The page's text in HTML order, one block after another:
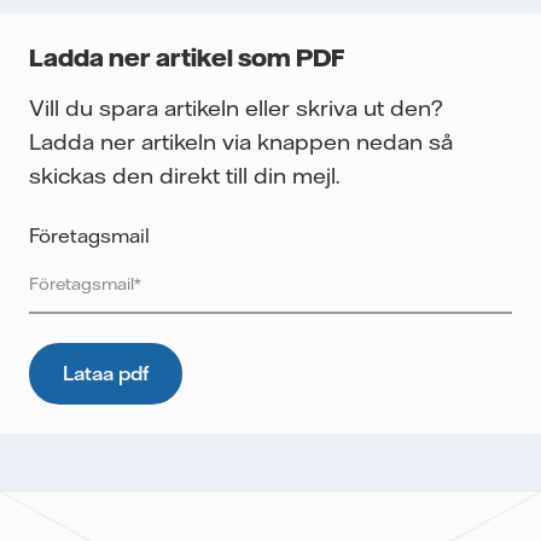
Ladda ner artikel som PDF
Vill du spara artikeln eller skriva ut den?
Ladda ner artikeln via knappen nedan så
skickas den direkt till din mejl.
Företagsmail
Vattenfall skyddar och respekterar din integritet. För att
Vattenfalls storföretagsförsäljning ska kunna skicka det
önskade innehållet till dig, samt för att i framtiden kunna